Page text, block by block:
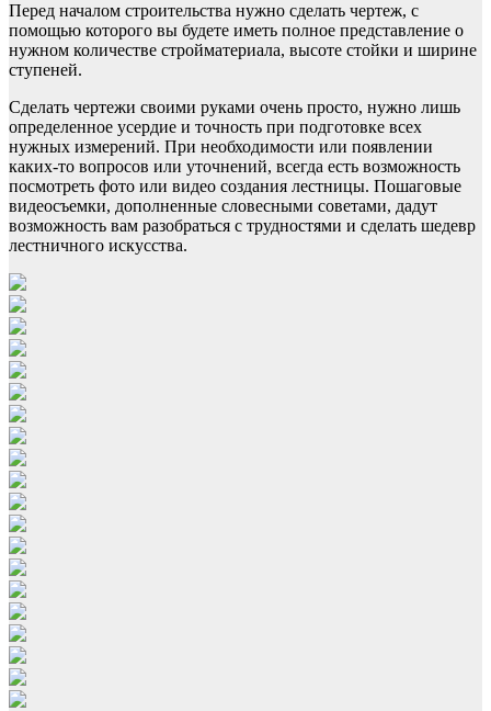
Перед началом строительства нужно сделать чертеж, с
помощью которого вы будете иметь полное представление о
нужном количестве стройматериала, высоте стойки и ширине
ступеней.
Сделать чертежи своими руками очень просто, нужно лишь
определенное усердие и точность при подготовке всех
нужных измерений. При необходимости или появлении
каких-то вопросов или уточнений, всегда есть возможность
посмотреть фото или видео создания лестницы. Пошаговые
видеосъемки, дополненные словесными советами, дадут
возможность вам разобраться с трудностями и сделать шедевр
лестничного искусства.